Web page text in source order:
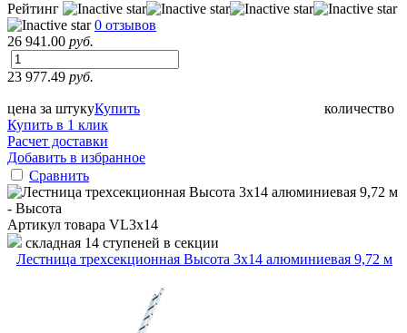
Рейтинг
0 отзывов
26 941.00 руб.
23 977.49 руб.
цена за штуку количество
Купить
Купить в 1 клик
Расчет доставки
Добавить в избранное
Сравнить
Артикул товара VL3х14
складная 14 ступеней в секции
Лестница трехсекционная Высота 3х14 алюминиевая 9,72 м